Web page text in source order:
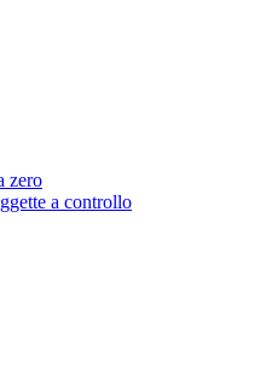
zero
a controllo